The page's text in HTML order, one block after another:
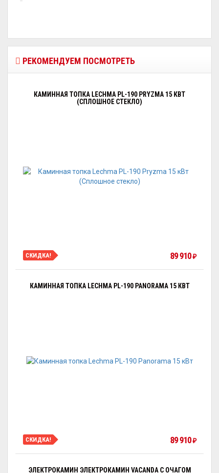
РЕКОМЕНДУЕМ ПОСМОТРЕТЬ
КАМИННАЯ ТОПКА LECHMA PL-190 PRYZMA 15 КВТ
(СПЛОШНОЕ СТЕКЛО)
СКИДКА! 89 910₽
КАМИННАЯ ТОПКА LECHMA PL-190 PANORAMA 15 КВТ
СКИДКА! 89 910₽
ЭЛЕКТРОКАМИН ЭЛЕКТРОКАМИН VACANDA С ОЧАГОМ